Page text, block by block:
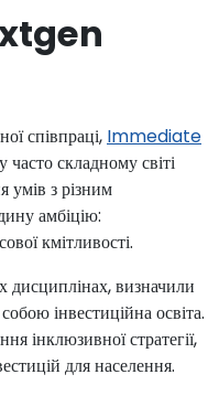
співпраці, Immediate
часто складному світі
умів з різним
амбіцію:
кмітливості.
дисциплінах, визначили
інвестиційна освіта.
інклюзивної стратегії,
для населення.